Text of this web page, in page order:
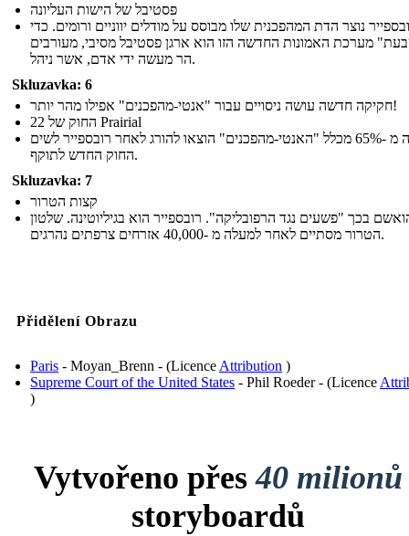
פסטיבל של הישות העליונה
נוצר הדת המהפכנית שלו מבוסס על מודלים יווניים ורומים. כדי
מערכת האמונות החדשה הזו הוא ארגן פסטיבל מסיבי, מעורבים
הר מעשה ידי אדם, אשר ניהל.
Skluzavka: 6
חקיקה חדשה עושה ניסויים עבור "אנטי-מהפכנים" אפילו מהר יותר!
החוק של 22 Prairial
למעלה מ -65% מכלל "האנטי-מהפכנים" הוצאו להורג לאחר רובספייר לשים
החוק החדש לתוקף.
Skluzavka: 7
קצות הטרור
בכך "פשעים נגד הרפובליקה". רובספייר הוא בגיליוטינה. שלטון
הטרור מסתיים לאחר למעלה מ -40,000 אזרחים צרפתים נהרגים.
Přidělení Obrazu
Paris - Moyan_Brenn - (LicenceAttribution )
Supreme Court of the United States - Phil Roeder - (Licence
)
Vytvořeno přes40 milionů
storyboardů